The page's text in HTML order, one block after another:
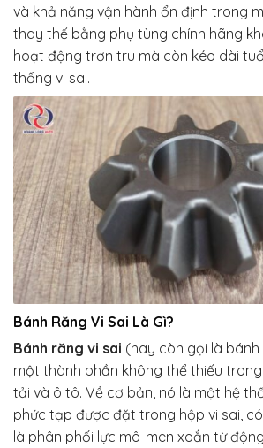
và khả năng vận hành ổn định trong
thay thế bằng phụ tùng chính hãng
hoạt động trơn tru mà còn kéo dài
thống vi sai.
Bánh Răng Vi Sai Là Gì?
Bánh răng vi sai (hay còn gọi là
một thành phần không thể thiếu
tải và ô tô. Về cơ bản, nó là một hệ
phức tạp được đặt trong hộp vi sai,
là phân phối lực mô-men xoắn từ